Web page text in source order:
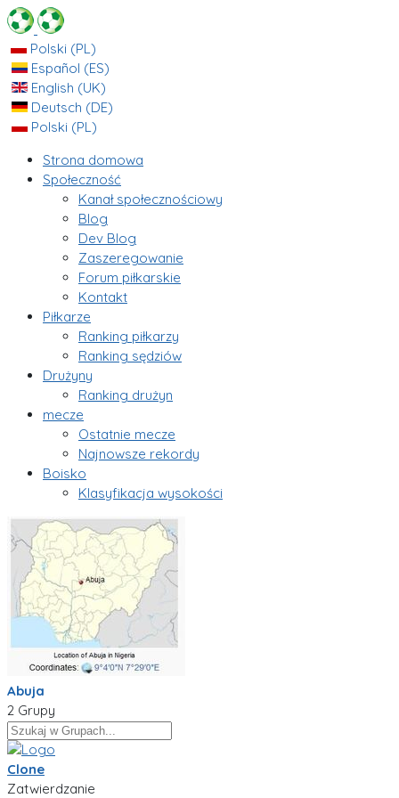
Polski (PL)
Español (ES)
English (UK)
Deutsch (DE)
Polski (PL)
Strona domowa
Społeczność
Kanał społecznościowy
Blog
Dev Blog
Zaszeregowanie
Forum piłkarskie
Kontakt
Piłkarze
Ranking piłkarzy
Ranking sędziów
Drużyny
Ranking drużyn
mecze
Ostatnie mecze
Najnowsze rekordy
Boisko
Klasyfikacja wysokości
Abuja
2 Grupy
Clone
Zatwierdzanie